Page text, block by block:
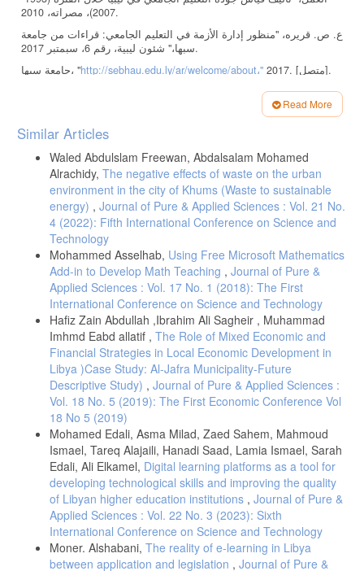
2007)، مصراته، 2010.
ع. ص. قريره، "منظور إدارة الأزمة في التعليم الجامعي: قراءات من جامعة
سبها،" شئون ليبية، رقم 6، سبمتبر 2017.
جامعة سبها، "http://sebhau.edu.ly/ar/welcome/about،" 2017. [متصل].
ح. آ. بوغزالة، "التعليم الإلكتروني ودوره في تطوير التعليم العالي في ليبيا،"
م. س. ر. فرحات، ي. ع. عريبي و ع. ص. الزوبي، "التحديات التي تواجه
تطوير التعليم المتوسط الفني والتعليم العالي بين الواقع والطموح
لمستقبل أفضل،" مجلة العلوم والتقنية - Science and Technology
Journal، المجلد 1، pp. 96-119، 2014.
جامعة بنغازي، "http://uob.edu.ly،"25 7 2016. [متصل]. [تاريخ الوصول 16
3 2017].
ح. س. مرجين، "إصلاح منظومة التعليم الجامعي الحكومي في ليبيا الواقع،"
تأليف الإتجاهات المعاصرة في مؤسسات التعليم ( إصلاح .. تطوير )،
البتراء-الأردن، 2016.
A. M. Alzain, S. Clark and G. Ireson, "2014 ieee 6th international
conference on engineering education," in Libyan Higher Education
System, challenges and Achievements, Kuala Lumpur, 2014.
ن. العزاوي، "اثر التخطيط الإستراتيجي على إدارة الاأزمة،" تأليف تداعيات
الأزمة الإقتصادية العالمية على منظمات الأعمال: التحديات، الفر ص،
الآفاق، 2009.
خ. أ. الجديد، "المؤتمر العربي حول التعليم العالي وسوق العمل،" تأليف
جودة التعليم الجامعي ودوره في تحقيق التنمية، مصراته، 2010.
م. تودارو، التنمية الاقتصادية، م. ح. حسني و م. ح. محمود، المحررون،
الرياض: دار المريخ للنشر، 2006، pp. 50-51.
ع. بومدين، "دور الجامعة الجزائرية في التنمية الاقتصادية الفرص والقيود،"
المجلة الجزائرية للعولمة والسياسات، رقم 7، 2016.
ع. ا. ف. يونس، مرجعيات الفكر التنموي وامتداداتها المعاصرة، دار الوفاء
للطباعة والنشر، 2004، p. 40.
م. ع. ا. عجميه، ع. ع. نجا و ا. ع. ناصف، التنمية الاقتصادية، الدار الجامعية
الإسكندرية، 2006، pp. 72-73.
Read More
Article
Details
Similar Articles
Waled Abdulslam Freewan, Abdalsalam Mohamed
Alrachidy, The negative effects of waste on the urban
environment in the city of Khums (Waste to sustainable
energy) , Journal of Pure & Applied Sciences : Vol. 21 No.
4 (2022): Fifth International Conference on Science and
Technology
Mohammed Asselhab, Using Free Microsoft Mathematics
Add-in to Develop Math Teaching , Journal of Pure &
Applied Sciences : Vol. 17 No. 1 (2018): The First
International Conference on Science and Technology
Hafiz Zain Abdullah ,Ibrahim Ali Sagheir , Muhammad
Imhmd Eabd allatif , The Role of Mixed Economic and
Financial Strategies in Local Economic Development in
Libya )Case Study: Al-Jafra Municipality-Future
Descriptive Study) , Journal of Pure & Applied Sciences :
Vol. 18 No. 5 (2019): The First Economic Conference Vol
18 No 5 (2019)
Mohamed Edali, Asma Milad, Zaed Sahem, Mahmoud
Ismael, Tareq Alajaili, Hanadi Saad, Lamia Ismael, Sarah
Edali, Ali Elkamel, Digital learning platforms as a tool for
developing technological skills and improving the quality
of Libyan higher education institutions , Journal of Pure &
Applied Sciences : Vol. 22 No. 3 (2023): Sixth
International Conference on Science and Technology
Moner. Alshabani, The reality of e-learning in Libya
between application and legislation , Journal of Pure &